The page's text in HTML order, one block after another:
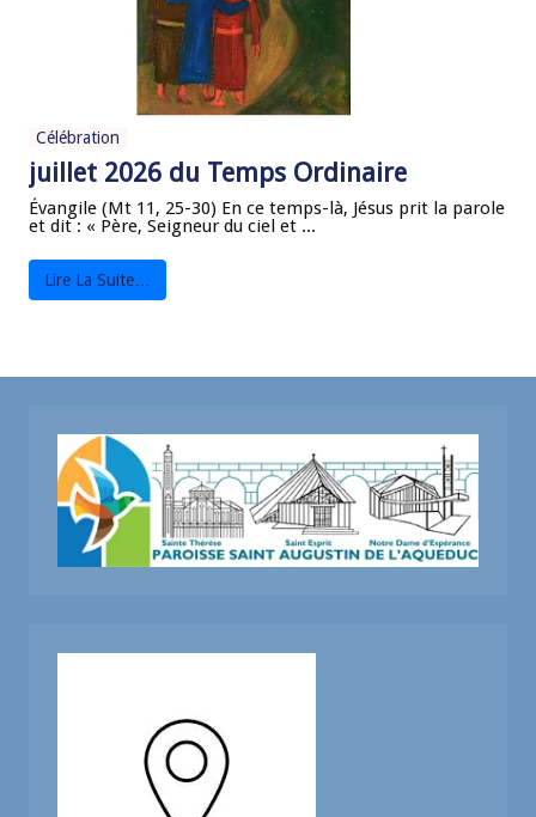
Célébration
juillet 2026 du Temps Ordinaire
Évangile (Mt 11, 25-30) En ce temps-là, Jésus prit la parole
et dit : « Père, Seigneur du ciel et ...
Lire La Suite…